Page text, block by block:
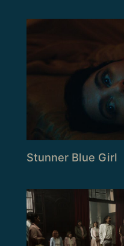
Stunner Blue Girl